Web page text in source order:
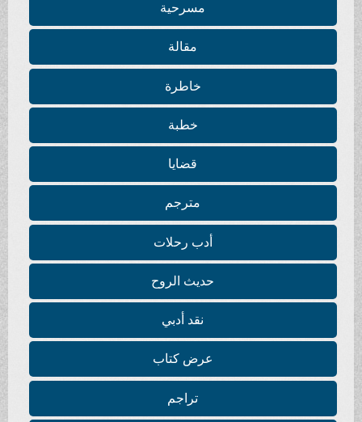
مسرحية
مقالة
خاطرة
خطبة
قضايا
مترجم
أدب رحلات
حديث الروح
نقد أدبي
عرض كتاب
تراجم